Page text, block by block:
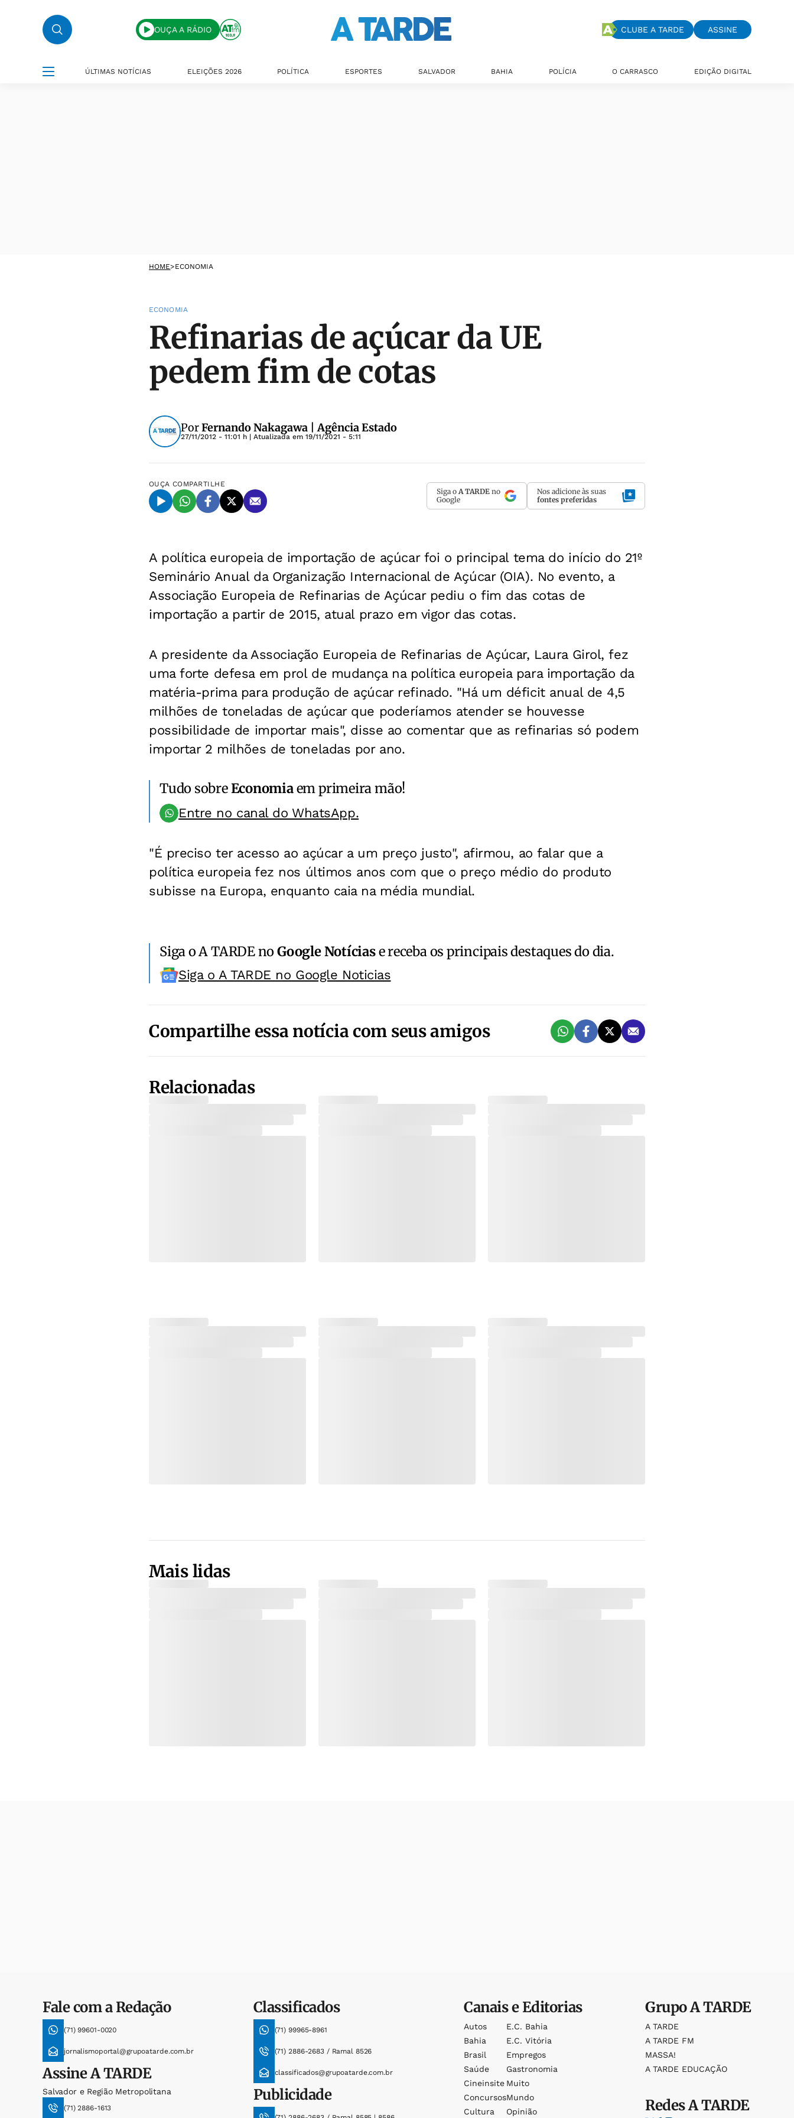
OUÇA A RÁDIO CLUBE A TARDE ASSINE
ÚLTIMAS NOTÍCIAS ELEIÇÕES 2026 POLÍTICA ESPORTES SALVADOR BAHIA POLÍCIA O CARRASCO EDIÇÃO DIGITAL
HOME>ECONOMIA
ECONOMIA
Refinarias de açúcar da UE
pedem fim de cotas
PorFernando Nakagawa | Agência Estado
27/11/2012 - 11:01 h | Atualizada em 19/11/2021 - 5:11
OUÇA COMPARTILHE
Siga o A TARDE no
Google
Nos adicione às suas
fontes preferidas
A política europeia de importação de açúcar foi o principal tema do início do 21º
Seminário Anual da Organização Internacional de Açúcar (OIA). No evento, a
Associação Europeia de Refinarias de Açúcar pediu o fim das cotas de
importação a partir de 2015, atual prazo em vigor das cotas.
A presidente da Associação Europeia de Refinarias de Açúcar, Laura Girol, fez
uma forte defesa em prol de mudança na política europeia para importação da
matéria-prima para produção de açúcar refinado. "Há um déficit anual de 4,5
milhões de toneladas de açúcar que poderíamos atender se houvesse
possibilidade de importar mais", disse ao comentar que as refinarias só podem
importar 2 milhões de toneladas por ano.
Tudo sobreEconomiaem primeira mão!
Entre no canal do WhatsApp.
"É preciso ter acesso ao açúcar a um preço justo", afirmou, ao falar que a
política europeia fez nos últimos anos com que o preço médio do produto
subisse na Europa, enquanto caia na média mundial.
Siga o A TARDE noGoogle Notíciase receba os principais destaques do dia.
Siga o A TARDE no Google Noticias
Compartilhe essa notícia com seus amigos
Relacionadas
Mais lidas
Fale com a Redação
(71) 99601-0020
jornalismoportal@grupoatarde.com.br
AssineA TARDE
Salvador e Região Metropolitana
(71) 2886-1613
Classificados
(71) 99965-8961
(71) 2886-2683 / Ramal 8526
classificados@grupoatarde.com.br
Publicidade
Canais e Editorias
Autos
Bahia
Brasil
Saúde
Cineinsite
Concursos
Cultura
E.c. Bahia
E.c. Vitória
Empregos
Gastronomia
Muito
Mundo
Opinião
GrupoA TARDE
A TARDE
A TARDE FM
MASSA!
A TARDE EDUCAÇÃO
RedesA TARDE